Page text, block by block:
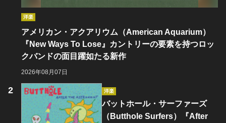
洋楽
アメリカン・アクアリウム（American Aquarium）
『New Ways To Lose』カントリーの要素を持つロッ
クバンドの面目躍如たる新作
2026年08月07日
洋楽
バットホール・サーファーズ
（Butthole Surfers）『After